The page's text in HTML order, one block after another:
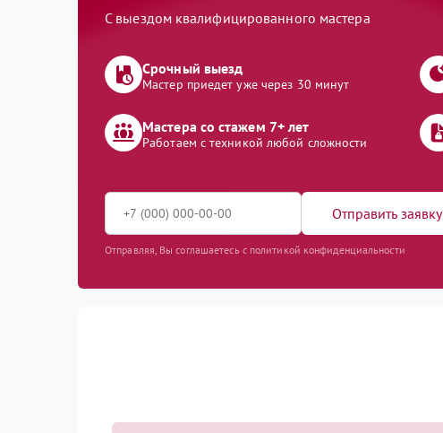
С выездом квалифицированного мастера
Срочный выезд
Мастер приедет уже через 30 минут
Мастера со стажем 7+ лет
Работаем с техникой любой сложности
Отправить заявку
Отправляя, Вы соглашаетесь с политикой конфиденциальности